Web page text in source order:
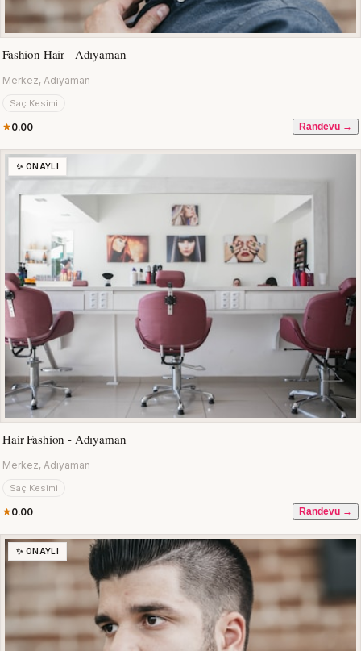
Fashion Hair - Adıyaman
Merkez, Adıyaman
Saç Kesimi
0.00 Randevu →
✨ ONAYLI
Hair Fashion - Adıyaman
Merkez, Adıyaman
Saç Kesimi
0.00 Randevu →
✨ ONAYLI